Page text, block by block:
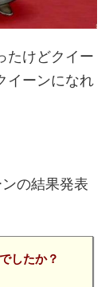
たけどクイー
イーンになれ
の結果発表
したか？